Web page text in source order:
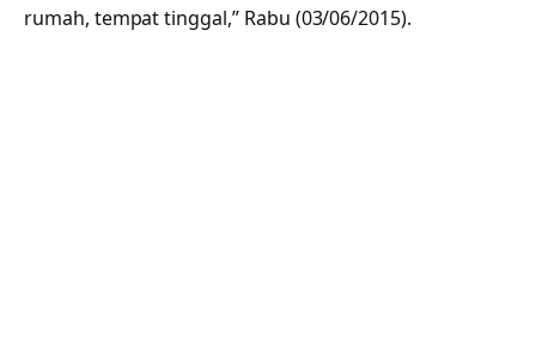
rumah, tempat tinggal,” Rabu (03/06/2015).